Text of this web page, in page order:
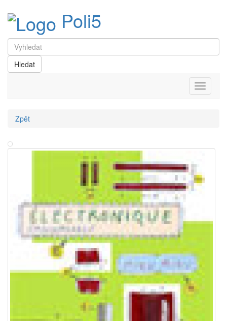
Poli5
Menu
Zpět